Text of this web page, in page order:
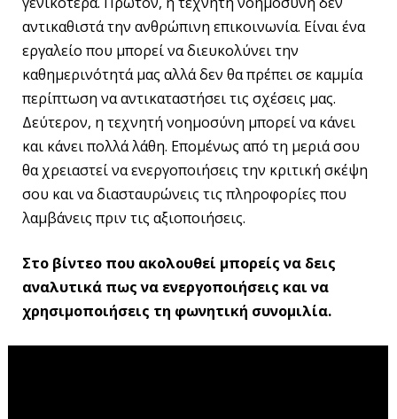
αντικαθιστά την ανθρώπινη επικοινωνία. Είναι ένα
εργαλείο που μπορεί να διευκολύνει την
καθημερινότητά μας αλλά δεν θα πρέπει σε καμμία
περίπτωση να αντικαταστήσει τις σχέσεις μας.
Δεύτερον, η τεχνητή νοημοσύνη μπορεί να κάνει
και κάνει πολλά λάθη. Επομένως από τη μεριά σου
θα χρειαστεί να ενεργοποιήσεις την κριτική σκέψη
σου και να διασταυρώνεις τις πληροφορίες που
λαμβάνεις πριν τις αξιοποιήσεις.
Στο βίντεο που ακολουθεί μπορείς να δεις
αναλυτικά πως να ενεργοποιήσεις και να
χρησιμοποιήσεις τη φωνητική συνομιλία.